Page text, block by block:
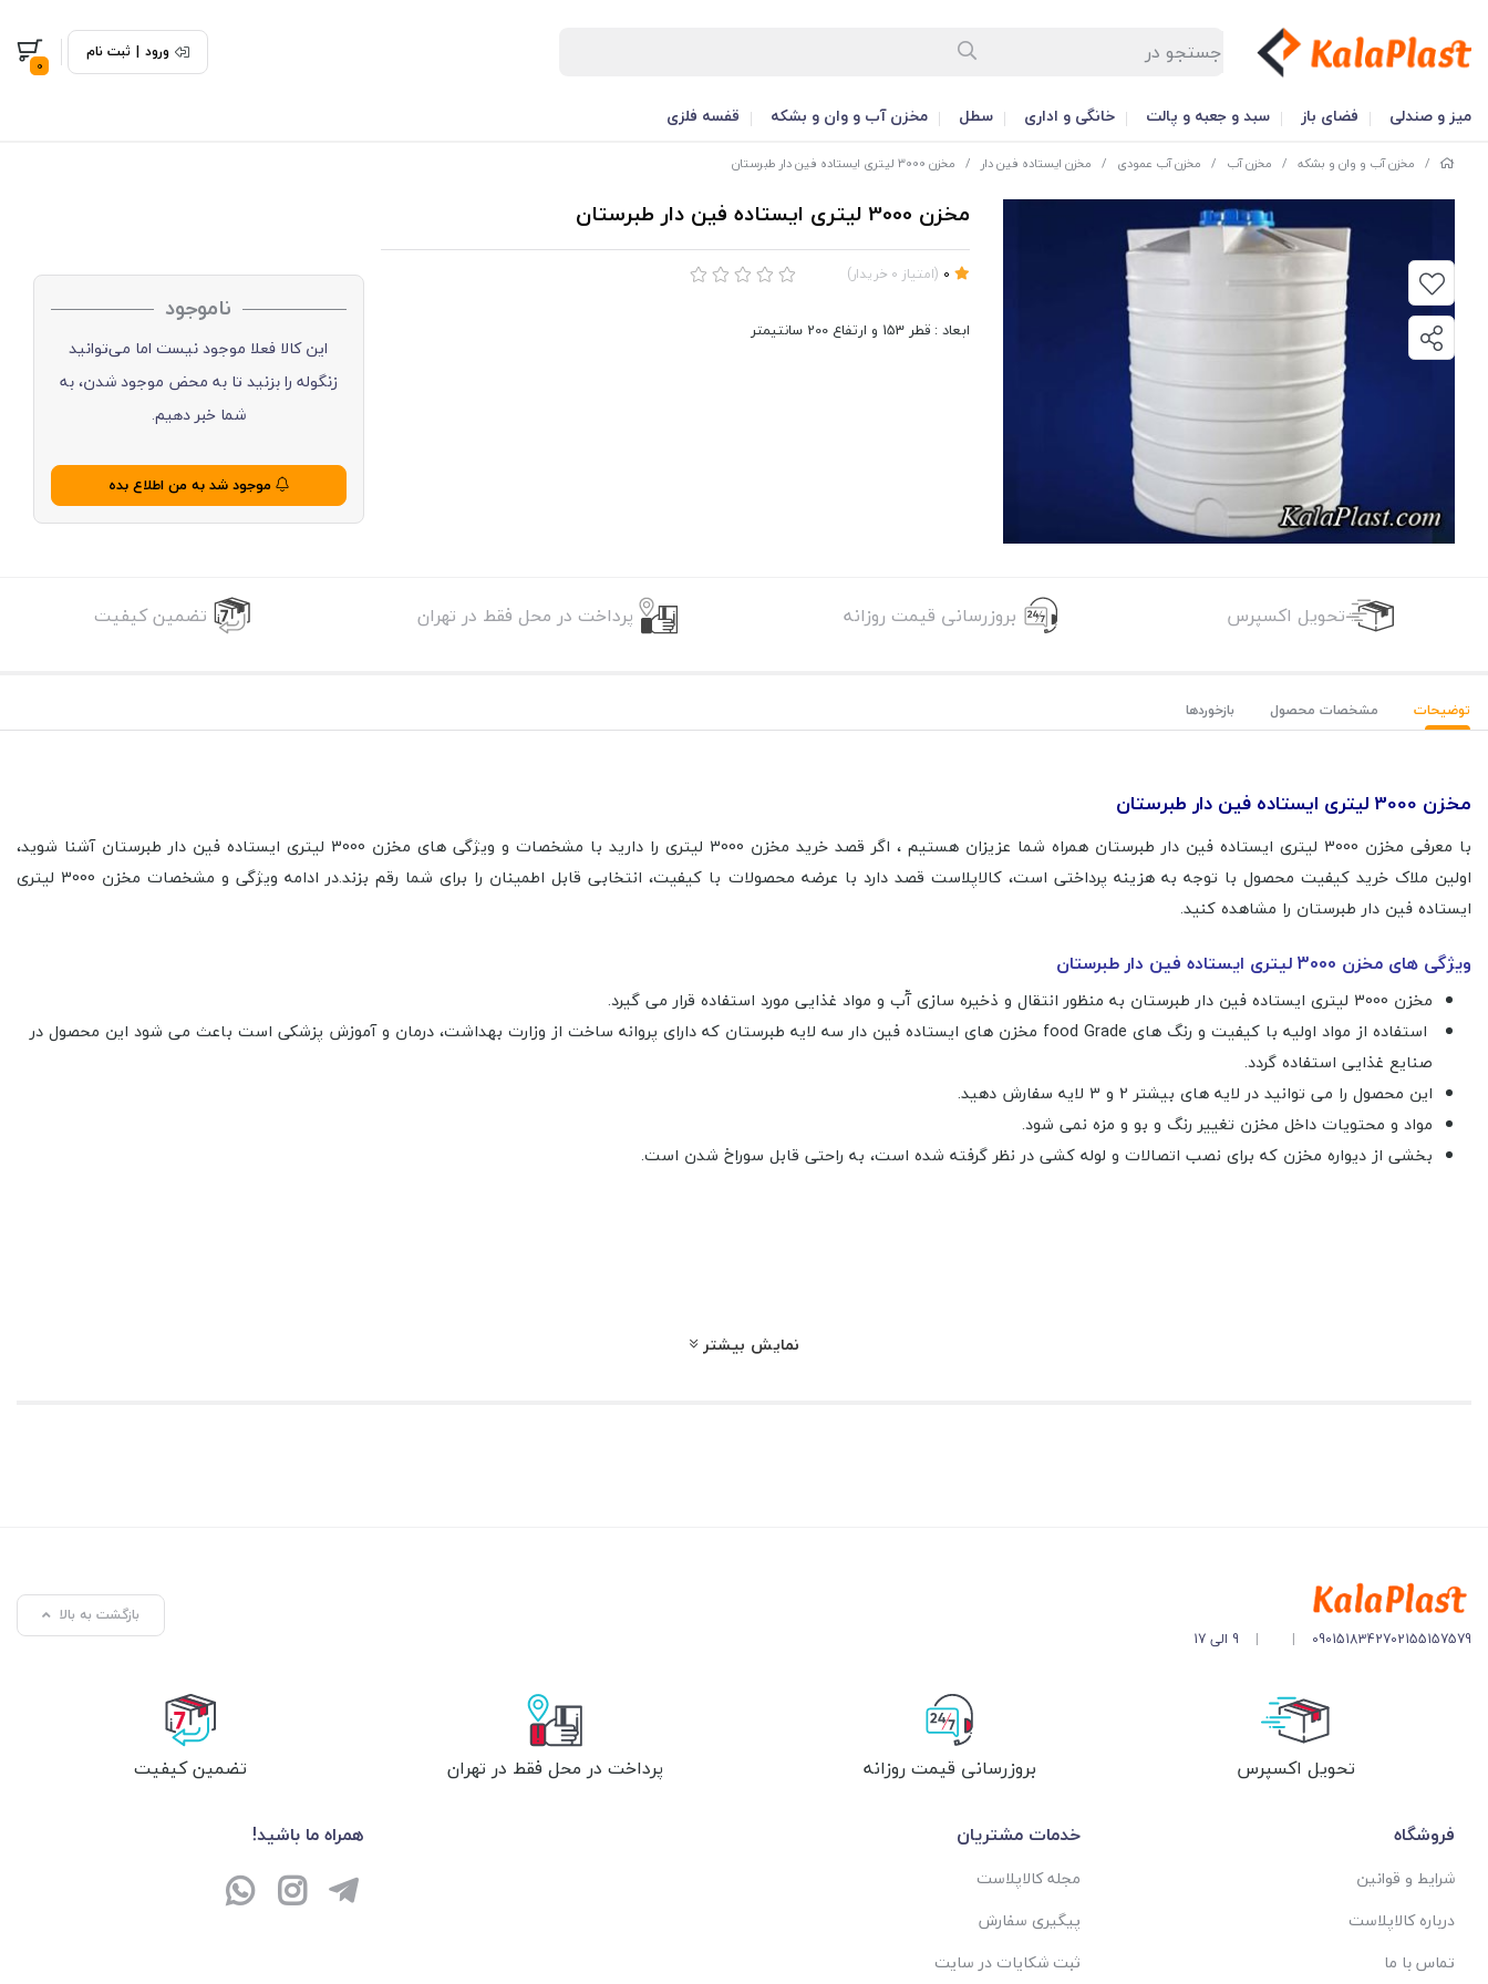
ورود | ثبت نام
0
میز و صندلی فضای باز سبد و جعبه و پالت خانگی و اداری سطل مخزن آب و وان و بشکه قفسه فلزی
/ مخزن آب و وان و بشکه / مخزن آب / مخزن آب عمودی / مخزن ایستاده فین دار / مخزن 3000 لیتری ایستاده فین دار طبرستان
مخزن 3000 لیتری ایستاده فین دار طبرستان
(امتیاز 0 خریدار)
ابعاد : قطر 153 و ارتفاع 200 سانتیمتر
ناموجود
این کالا فعلا موجود نیست اما می‌توانید
زنگوله را بزنید تا به محض موجود شدن، به
شما خبر دهیم.
موجود شد به من اطلاع بده
تحویل اکسپرس بروزرسانی قیمت روزانه پرداخت در محل فقط در تهران تضمین کیفیت
توضیحات مشخصات محصول بازخوردها
مخزن 3000 لیتری ایستاده فین دار طبرستان
با معرفی مخزن 3000 لیتری ایستاده فین دار طبرستان همراه شما عزیزان هستیم ، اگر قصد خرید مخزن 3000 لیتری را دارید با مشخصات و ویژگی های مخزن 3000 لیتری ایستاده فین دار طبرستان آشنا شوید،
اولین ملاک خرید کیفیت محصول با توجه به هزینه پرداختی است، کالاپلاست قصد دارد با عرضه محصولات با کیفیت، انتخابی قابل اطمینان را برای شما رقم بزند.در ادامه ویژگی و مشخصات مخزن 3000 لیتری
ایستاده فین دار طبرستان را مشاهده کنید.
ویژگی های مخزن 3000 لیتری ایستاده فین دار طبرستان
مخزن 3000 لیتری ایستاده فین دار طبرستان به منظور انتقال و ذخیره سازی آّب و مواد غذایی مورد استفاده قرار می گیرد.
استفاده از مواد اولیه با کیفیت و رنگ های food Grade مخزن های ایستاده فین دار سه لایه طبرستان
که دارای پروانه ساخت از وزارت بهداشت، درمان و آموزش پزشکی است باعث می شود این محصول در
صنایع غذایی استفاده گردد.
این محصول را می توانید در لایه های بیشتر 2 و 3 لایه سفارش دهید.
مواد و محتویات داخل مخزن تغییر رنگ و بو و مزه نمی شود.
بخشی از دیواره مخزن که برای نصب اتصالات و لوله کشی در نظر گرفته شده است، به راحتی قابل سوراخ شدن است.
ابعاد : قطر 153 و ارتفاع 200 سانتیمتر
نمایش بیشتر
02155157579
09015183427
|
| 9 الی 17
بازگشت به بالا
تحویل اکسپرس بروزرسانی قیمت روزانه پرداخت در محل فقط در تهران تضمین کیفیت
فروشگاه
شرایط و قوانین
درباره کالاپلاست
تماس با ما
خدمات مشتریان
مجله کالاپلاست
پیگیری سفارش
ثبت شکایات در سایت
همراه ما باشید!